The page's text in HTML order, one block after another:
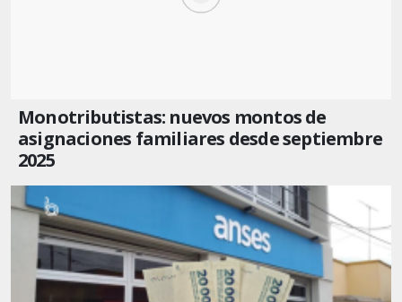
Monotributistas: nuevos montos de
asignaciones familiares desde septiembre
2025